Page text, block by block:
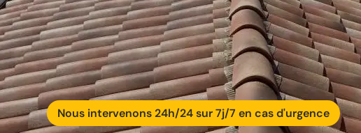
Nous intervenons 24h/24 sur 7j/7 en cas d'urgence